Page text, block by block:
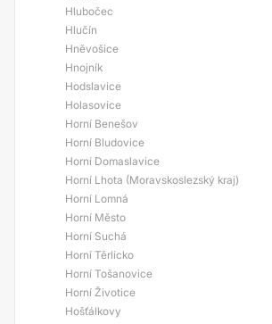
Hlubočec
Hlučín
Hněvošice
Hnojník
Hodslavice
Holasovice
Horní Benešov
Horní Bludovice
Horní Domaslavice
Horní Lhota (Moravskoslezský kraj)
Horní Lomná
Horní Město
Horní Suchá
Horní Těrlicko
Horní Tošanovice
Horní Životice
Hošťálkovy